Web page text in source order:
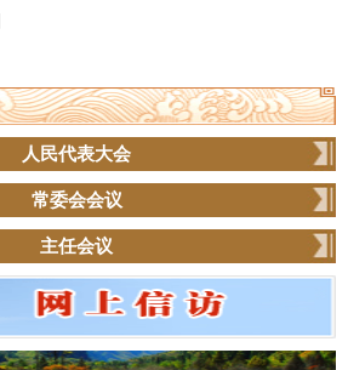
人民代表大会
常委会会议
主任会议